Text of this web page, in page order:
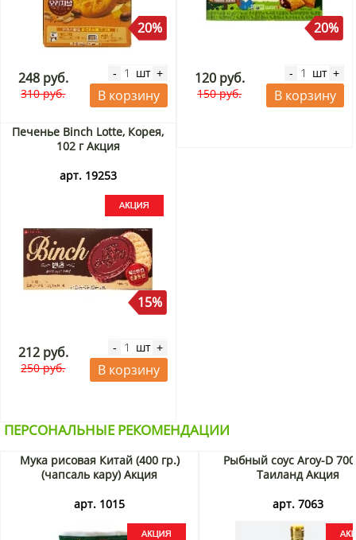
20%
248 руб.
310 руб.
- шт +
В корзину
20%
120 руб.
150 руб.
- шт +
В корзину
Печенье Binch Lotte, Корея,
102 г Акция
арт. 19253
15%
212 руб.
250 руб.
- шт +
В корзину
ПЕРСОНАЛЬНЫЕ РЕКОМЕНДАЦИИ
Мука рисовая Китай (400 гр.)
(чапсаль кару) Акция
арт. 1015
Рыбный соус Aroy-D
Таиланд Акция
арт. 7063